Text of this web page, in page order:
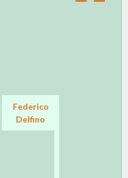
Federico
Delfino